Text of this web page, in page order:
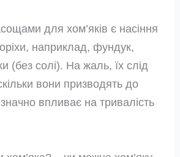
для хом’яків є насіння
наприклад, фундук,
(без солі). На жаль, їх слід
вони призводять до
впливає на тривалість